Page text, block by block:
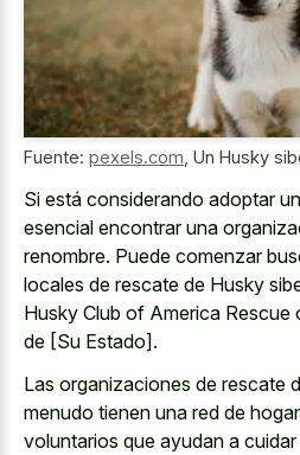
Fuente: pexels.com Un Husky
Si está considerando adoptar
esencial encontrar una
renombre. Puede comenzar
locales de rescate de Husky
Husky Club of America Rescue
de [Su Estado].
Las organizaciones de rescate
menudo tienen una red de
voluntarios que ayudan a